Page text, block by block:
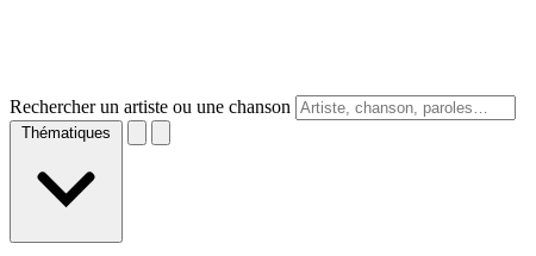
Rechercher un artiste ou une chanson
Thématiques